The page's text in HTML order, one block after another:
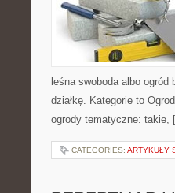
leśna swoboda albo
działkę. Kategorie to
ogrody tematyczne: takie,
CATEGORIES: ARTYKUŁY